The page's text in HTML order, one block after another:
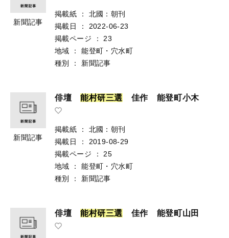
新聞記事
掲載紙 ：
北國：朝刊
掲載日
：
2022-06-23
掲載ページ
：
23
地域
：
能登町・穴水町
種別
： 新聞記事
新聞記事
俳壇 能村研三選 佳作 能登町小木
掲載紙 ：
北國：朝刊
掲載日
：
2019-08-29
掲載ページ
：
25
地域
：
能登町・穴水町
種別
： 新聞記事
俳壇 能村研三選 佳作 能登町山田